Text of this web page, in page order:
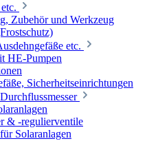
Zubehör und Werkzeug
etc.
HE-Pumpen
Sicherheitseinrichtungen
& -regulierventile
Solaranlagen